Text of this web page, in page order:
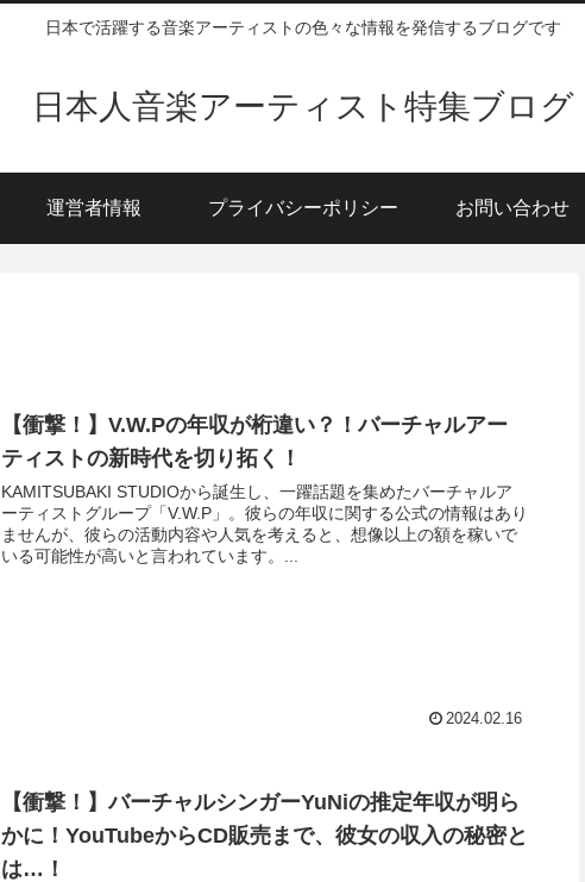
日本で活躍する音楽アーティストの色々な情報を発信するブログです
日本人音楽アーティスト特集ブログ
運営者情報 プライバシーポリシー お問い合わせ
【衝撃！】V.W.Pの年収が桁違い？！バーチャルアー
ティストの新時代を切り拓く！
KAMITSUBAKI STUDIOから誕生し、一躍話題を集めたバーチャルア
ーティストグループ「V.W.P」。彼らの年収に関する公式の情報はあり
ませんが、彼らの活動内容や人気を考えると、想像以上の額を稼いで
いる可能性が高いと言われています。...
2024.02.16
【衝撃！】バーチャルシンガーYuNiの推定年収が明ら
かに！YouTubeからCD販売まで、彼女の収入の秘密と
は…！